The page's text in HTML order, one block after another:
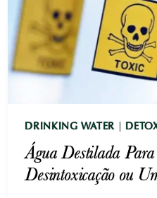
DRINKING WATER
Água Destilada
Desintoxicação ou